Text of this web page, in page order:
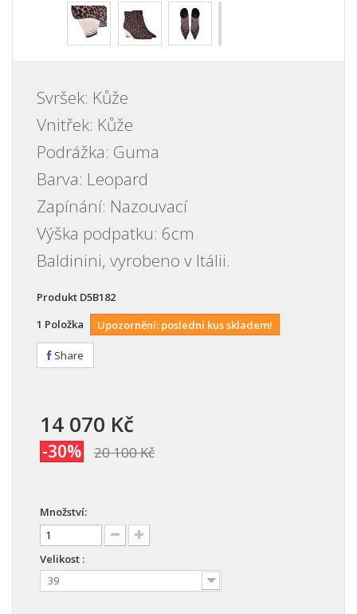
Svršek: Kůže
Vnitřek: Kůže
Podrážka: Guma
Barva: Leopard
Zapínání: Nazouvací
Výška podpatku: 6cm
Baldinini, vyrobeno v Itálii.
Produkt D5B182
1 Položka Upozornění: poslední kus skladem!
Share
14 070 Kč
-30% 20 100 Kč
Množství:
Velikost :
39